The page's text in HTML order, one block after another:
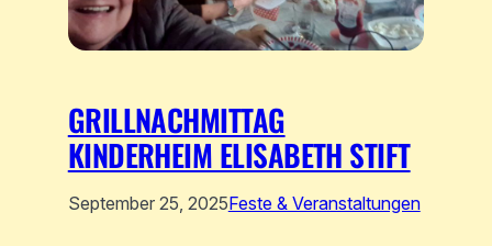
GRILLNACHMITTAG
KINDERHEIM ELISABETH STIFT
September 25, 2025Feste & Veranstaltungen